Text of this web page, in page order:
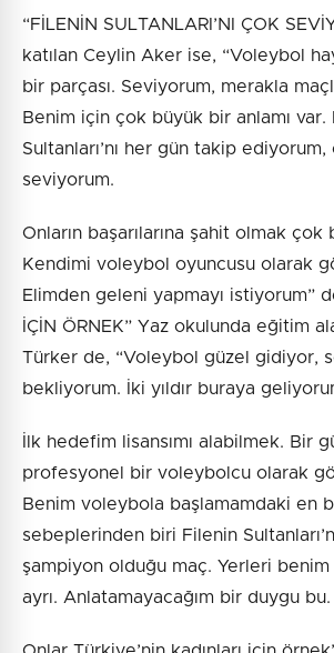
“FİLENİN SULTANLARI’NI ÇOK
katılan Ceylin Aker ise, “Voleybol
bir parçası. Seviyorum, merakla
Benim için çok büyük bir anlamı var.
Sultanları’nı her gün takip ediyorum,
seviyorum.
Onların başarılarına şahit olmak
Kendimi voleybol oyuncusu olarak
Elimden geleni yapmayı istiyorum”
İÇİN ÖRNEK” Yaz okulunda eğitim
Türker de, “Voleybol güzel gidiyor,
bekliyorum. İki yıldır buraya
İlk hedefim lisansımı alabilmek. Bir
profesyonel bir voleybolcu olarak
Benim voleybola başlamamdaki en
sebeplerinden biri Filenin
şampiyon olduğu maç. Yerleri
ayrı. Anlatamayacağım bir duygu bu.